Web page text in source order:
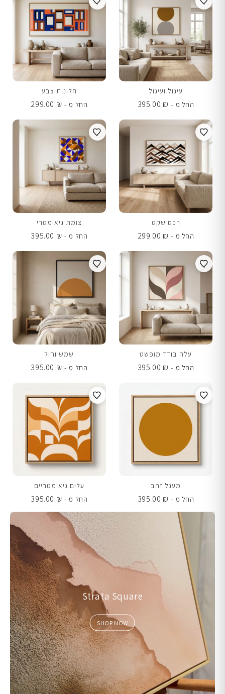
עיגול ועיגול
החל מ -
395.00 ₪
חלונות צבע
החל מ -
299.00 ₪
רכס שקט
החל מ -
299.00 ₪
צומת גיאומטרי
החל מ -
395.00 ₪
עלה בודד מופשט
החל מ -
395.00 ₪
שמש וחול
החל מ -
395.00 ₪
מעגל זהב
החל מ -
395.00 ₪
עלים גיאומטריים
החל מ -
395.00 ₪
Strata Square
SHOP NOW